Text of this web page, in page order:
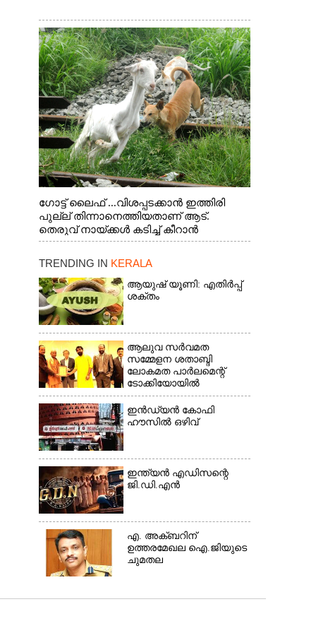
ഗോട്ട് ലൈഫ് ...വിശപ്പടക്കാൻ ഇത്തിരി
പുല്ല് തിന്നാനെത്തിയതാണ് ആട്.
തെരുവ് നായ്ക്കൾ കടിച്ച് കീറാൻ
വന്നതോടെ വയറിന്റെ ആന്തൽ മറന്ന്
വാത്തുരുത്തിയിൽ നിന്നുള്ള കാഴ്ച
TRENDING IN KERALA
ആയുഷ് യൂണി: എതിർപ്പ്
ശക്തം
ആലുവ സർവമത
സമ്മേളന ശതാബ്ദി
ലോകമത പാർലമെന്റ്
ടോക്കിയോയിൽ
ഇൻഡ്യൻ കോഫി
ഹൗസിൽ ഒഴിവ്
ഇന്ത്യൻ എഡിസന്റെ
ജി.ഡി.എൻ
എ. അക്ബറിന്
ഉത്തരമേഖല ഐ.ജിയുടെ
ചുമതല